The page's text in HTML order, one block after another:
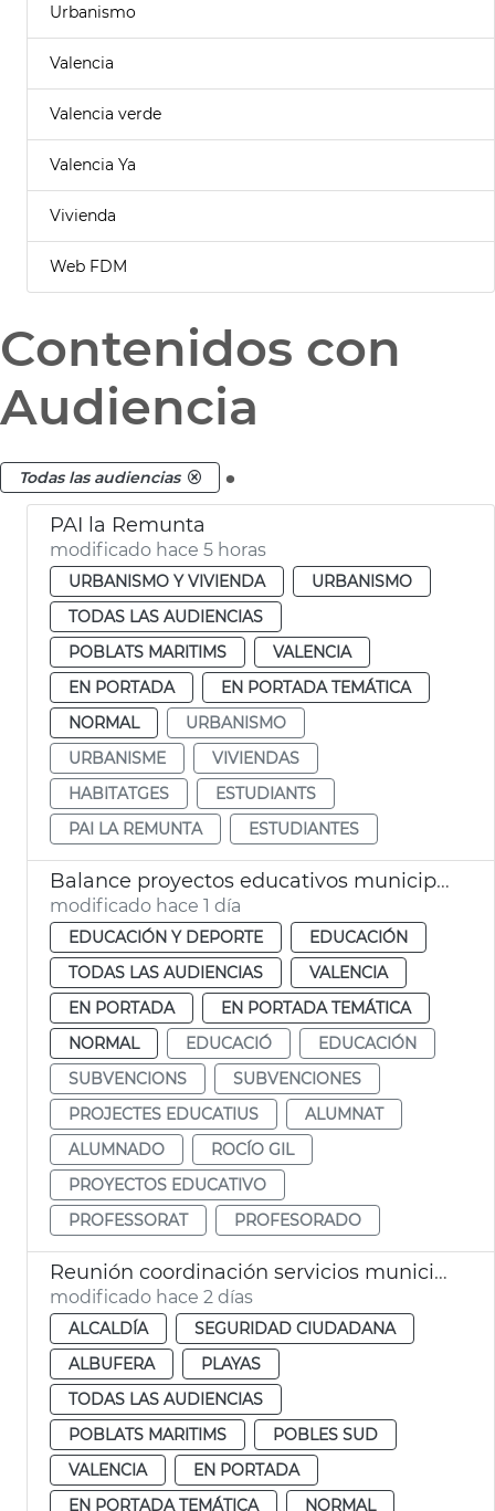
Urbanismo
Valencia
Valencia verde
Valencia Ya
Vivienda
Web FDM
Contenidos con
Audiencia
Todas las audiencias .
PAI la Remunta
modificado hace 5 horas
URBANISMO Y VIVIENDA
URBANISMO
TODAS LAS AUDIENCIAS
POBLATS MARITIMS
VALENCIA
EN PORTADA
EN PORTADA TEMÁTICA
NORMAL
URBANISMO
URBANISME
VIVIENDAS
HABITATGES
ESTUDIANTS
PAI LA REMUNTA
ESTUDIANTES
Balance proyectos educativos municipales València
modificado hace 1 día
EDUCACIÓN Y DEPORTE
EDUCACIÓN
TODAS LAS AUDIENCIAS
VALENCIA
EN PORTADA
EN PORTADA TEMÁTICA
NORMAL
EDUCACIÓ
EDUCACIÓN
SUBVENCIONS
SUBVENCIONES
PROJECTES EDUCATIUS
ALUMNAT
ALUMNADO
ROCÍO GIL
PROYECTOS EDUCATIVO
PROFESSORAT
PROFESORADO
Reunión coordinación servicios municipales eclipse València
modificado hace 2 días
ALCALDÍA
SEGURIDAD CIUDADANA
ALBUFERA
PLAYAS
TODAS LAS AUDIENCIAS
POBLATS MARITIMS
POBLES SUD
VALENCIA
EN PORTADA
EN PORTADA TEMÁTICA
NORMAL